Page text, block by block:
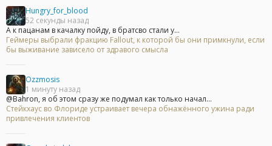
Hungry_for_blood
52 секунды назад
А к пацанам в качалку пойду, в братсво стали у...
Геймеры выбрали фракцию Fallout, к которой бы они примкнули, если
бы выживание зависело от здравого смысла
Ozzmosis
1 минуту назад
@Bahron, я об этом сразу же подумал как только начал...
Стейкхаус во Флориде устраивает вечера обнажённого ужина ради
привлечения клиентов